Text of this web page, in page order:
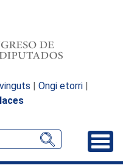
| Ongi etorri |